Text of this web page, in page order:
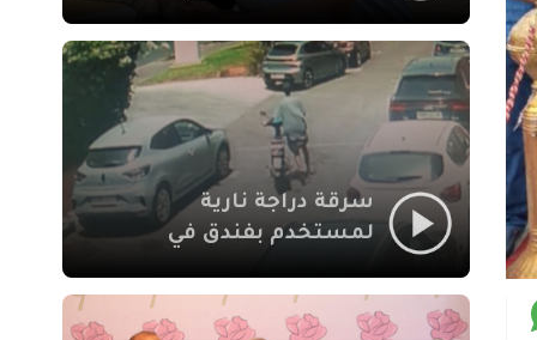
أشغال شارع علال
الفاسي بمراكش
سرقة دراجة نارية
لمستخدم بفندق في
بمراكش